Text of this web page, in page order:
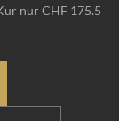
nur CHF 175.5